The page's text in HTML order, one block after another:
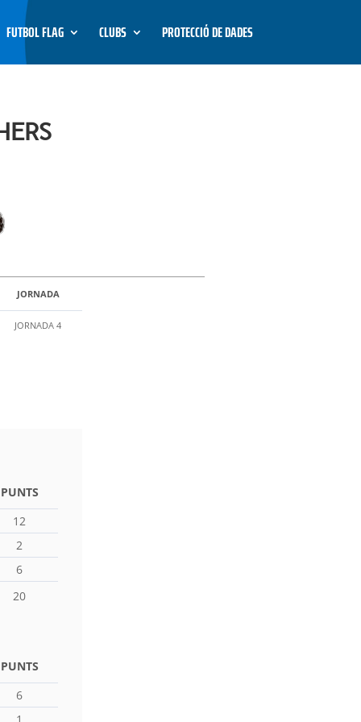
FUTBOL FLAG CLUBS PROTECCIÓ DE DADES
JORNADA
JORNADA 4
PUNTS
12
2
6
20
PUNTS
6